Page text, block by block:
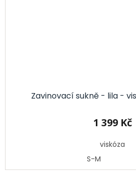
Zavinovací sukně - lila -
1 399 Kč
viskóza
S-M